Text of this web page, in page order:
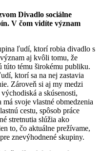
Divadlo sociálne
V čom vidíte význam
ľudí, ktorí robia divadlo s
aj kvôli tomu, že
tému širokému publiku.
ktorí sa na nej zastavia
Zároveň si aj my medzi
a skúsenosti,
svoje vlastné obmedzenia
cestu, spôsob práce
stretnutia slúžia ako
to, čo aktuálne prežívame,
znevýhodnené skupiny.